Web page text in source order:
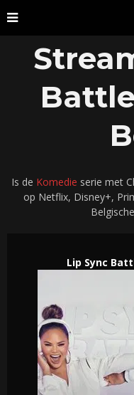
Is de Komedie serie met
op Netflix, Disney+,
Lip Sync